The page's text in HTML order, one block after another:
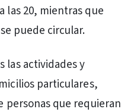
las 20, mientras que
puede circular.
las actividades y
particulares,
personas que requieran